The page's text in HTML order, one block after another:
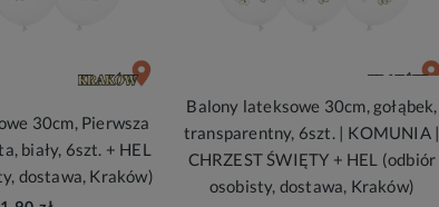
30cm, Pierwsza
biały, 6szt. + HEL
dostawa, Kraków)
Balony lateksowe 30cm, gołąbek,
transparentny, 6szt. | KOMUNIA |
CHRZEST ŚWIĘTY + HEL (odbiór
osobisty, dostawa, Kraków)